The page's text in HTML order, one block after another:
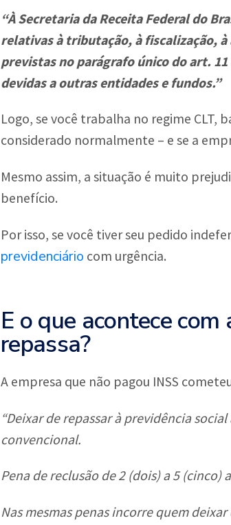
“À Secretaria da Receita Federal do
relativas à tributação, à fiscalização,
previstas no parágrafo único do art.
devidas a outras entidades e fundos.”
Logo, se você trabalha no regime
considerado normalmente – e se a
Mesmo assim, a situação é muito
benefício.
Por isso, se você tiver seu pedido
previdenciário com urgência.
E o que acontece
repassa?
A empresa que não pagou INSS
“Deixar de repassar à previdência
convencional.
Pena de reclusão de 2 (dois) a 5 (cinco)
Nas mesmas penas incorre quem deixar